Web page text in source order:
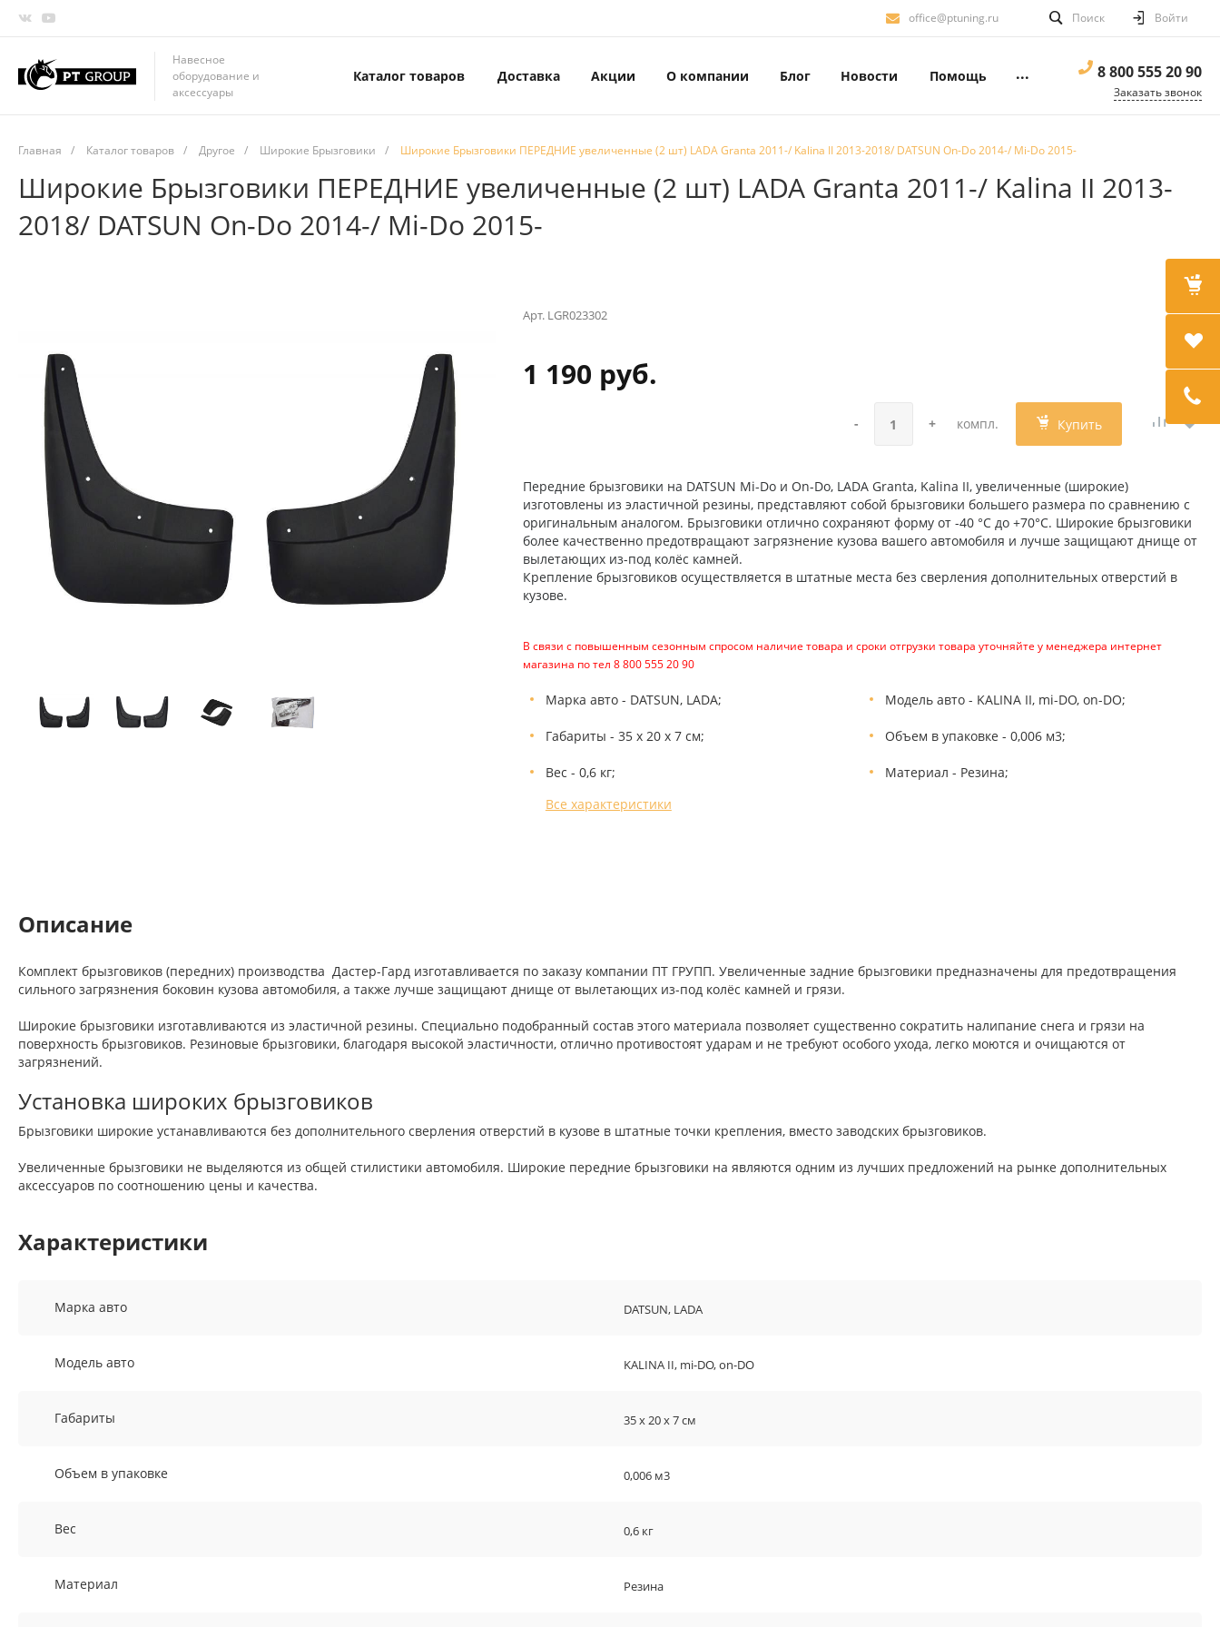
office@ptuning.ru Поиск Войти
Навесное
оборудование и
аксессуары
Каталог товаров Доставка Акции О компании Блог Новости Помощь ... 8 800 555 20 90
Заказать звонок
Главная / Каталог товаров / Другое / Широкие Брызговики / Широкие Брызговики ПЕРЕДНИЕ увеличенные (2 шт) LADA Granta 2011-/ Kalina II 2013-2018/ DATSUN On-Do 2014-/ Mi-Do 2015-
Широкие Брызговики ПЕРЕДНИЕ увеличенные (2 шт) LADA Granta 2011-/ Kalina II 2013-
2018/ DATSUN On-Do 2014-/ Mi-Do 2015-
Арт. LGR023302
1 190 руб.
- + компл. Купить
Передние брызговики на DATSUN Mi-Do и On-Do, LADA Granta, Kalina II, увеличенные (широкие)
изготовлены из эластичной резины, представляют собой брызговики большего размера по сравнению с
оригинальным аналогом. Брызговики отлично сохраняют форму от -40 °C до +70°C. Широкие брызговики
более качественно предотвращают загрязнение кузова вашего автомобиля и лучше защищают днище от
вылетающих из-под колёс камней.
Крепление брызговиков осуществляется в штатные места без сверления дополнительных отверстий в
кузове.
В связи с повышенным сезонным спросом наличие товара и сроки отгрузки товара уточняйте у менеджера интернет
магазина по тел 8 800 555 20 90
Марка авто - DATSUN, LADA; Модель авто - KALINA II, mi-DO, on-DO;
Габариты - 35 х 20 х 7 см; Объем в упаковке - 0,006 м3;
Вес - 0,6 кг;
Материал - Резина;
Все характеристики
Описание
Комплект брызговиков (передних) производства Дастер-Гард изготавливается по заказу компании ПТ ГРУПП. Увеличенные задние брызговики предназначены для предотвращения
сильного загрязнения боковин кузова автомобиля, а также лучше защищают днище от вылетающих из-под колёс камней и грязи.
Широкие брызговики изготавливаются из эластичной резины. Специально подобранный состав этого материала позволяет существенно сократить налипание снега и грязи на
поверхность брызговиков. Резиновые брызговики, благодаря высокой эластичности, отлично противостоят ударам и не требуют особого ухода, легко моются и очищаются от
загрязнений.
Установка широких брызговиков
Брызговики широкие устанавливаются без дополнительного сверления отверстий в кузове в штатные точки крепления, вместо заводских брызговиков.
Увеличенные брызговики не выделяются из общей стилистики автомобиля. Широкие передние брызговики на являются одним из лучших предложений на рынке дополнительных
аксессуаров по соотношению цены и качества.
Характеристики
Марка авто DATSUN, LADA
Модель авто KALINA II, mi-DO, on-DO
Габариты 35 х 20 х 7 см
Объем в упаковке 0,006 м3
Вес 0,6 кг
Материал Резина